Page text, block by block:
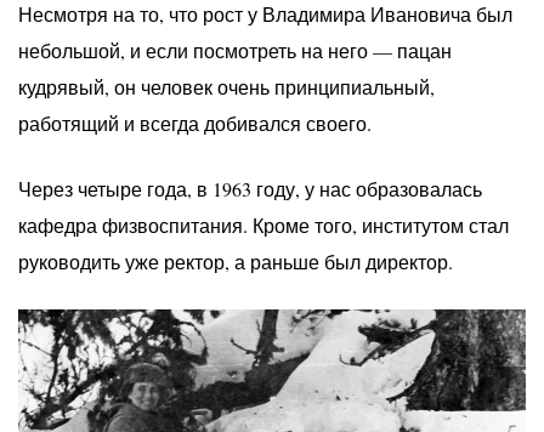
Несмотря на то, что рост у Владимира Ивановича был
небольшой, и если посмотреть на него — пацан
кудрявый, он человек очень принципиальный,
работящий и всегда добивался своего.
Через четыре года, в 1963 году, у нас образовалась
кафедра физвоспитания. Кроме того, институтом стал
руководить уже ректор, а раньше был директор.